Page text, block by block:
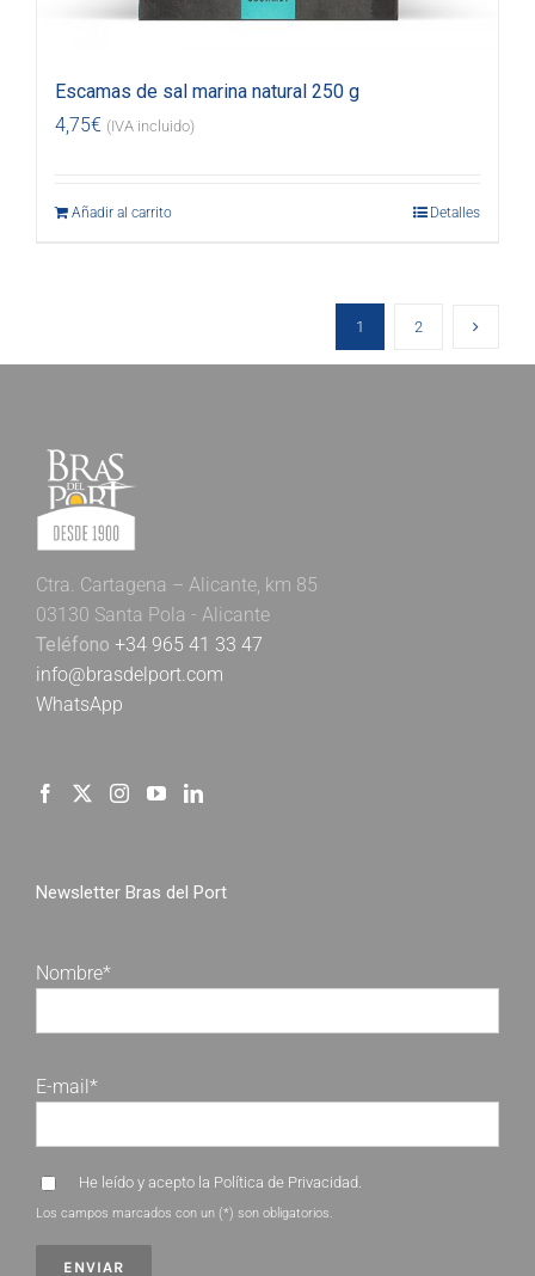
Escamas de sal marina natural 250 g
4,75€ (IVA incluido)
Añadir al carrito Detalles
1 2
Ctra. Cartagena – Alicante, km 85
03130 Santa Pola - Alicante
Teléfono +34 965 41 33 47
info@brasdelport.com
WhatsApp
Newsletter Bras del Port
Nombre*
E-mail*
He leído y acepto la Política de Privacidad.
Los campos marcados con un (*) son obligatorios.